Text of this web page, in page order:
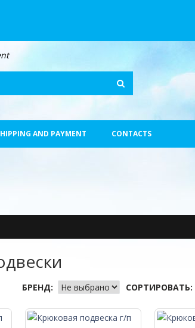
AND PAYMENT CONTACTS
СОРТИРОВАТЬ:
БРЕНД: